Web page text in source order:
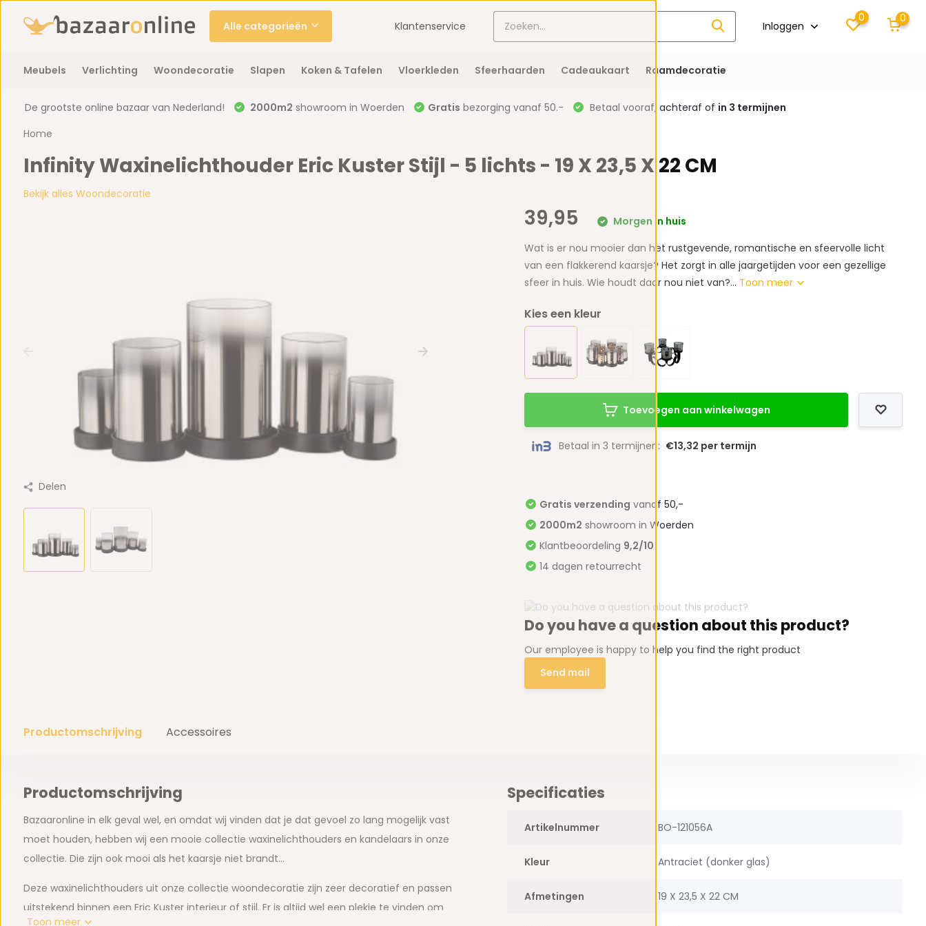
Alle categorieën Klantenservice Inloggen
0 0
Meubels Verlichting Woondecoratie Slapen Koken & Tafelen Vloerkleden Sfeerhaarden Cadeaukaart Raamdecoratie
De grootste online bazaar van Nederland! 2000m2 showroom in Woerden Gratis bezorging vanaf 50.- Betaal vooraf, achteraf of in 3 termijnen
Home
Infinity Waxinelichthouder Eric Kuster Stijl - 5 lichts - 19 X 23,5 X 22 CM
Bekijk alles Woondecoratie
Delen
39,95
Morgen in huis
Wat is er nou mooier dan het rustgevende, romantische en sfeervolle licht
van een flakkerend kaarsje? Het zorgt in alle jaargetijden voor een gezellige
sfeer in huis. Wie houdt daar nou niet van?... Toon meer
Kies een kleur
Toevoegen aan winkelwagen
Betaal in 3 termijnen: €13,32 per termijn
Gratis verzending vanaf 50,-
2000m2 showroom in Woerden
Klantbeoordeling 9,2/10
14 dagen retourrecht
Do you have a question about this product?
Our employee is happy to help you find the right product
Send mail
Productomschrijving Accessoires
Productomschrijving
Bazaaronline in elk geval wel, en omdat wij vinden dat je dat gevoel zo lang mogelijk vast
moet houden, hebben wij een mooie collectie waxinelichthouders en kandelaars in onze
collectie. Die zijn ook mooi als het kaarsje niet brandt…
Deze waxinelichthouders uit onze collectie woondecoratie zijn zeer decoratief en passen
uitstekend binnen een Eric Kuster interieur of stijl. Er is altijd wel een plekje te vinden om
Toon meer
Specificaties
Artikelnummer BO-121056A
Kleur Antraciet (donker glas)
Afmetingen 19 X 23,5 X 22 CM